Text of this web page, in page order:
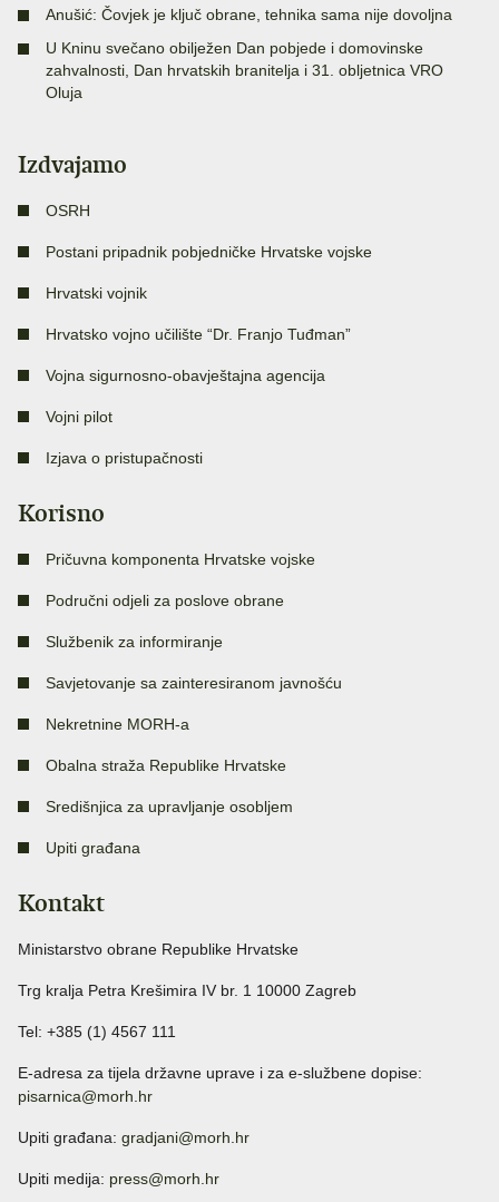
Anušić: Čovjek je ključ obrane, tehnika sama nije dovoljna
U Kninu svečano obilježen Dan pobjede i domovinske
zahvalnosti, Dan hrvatskih branitelja i 31. obljetnica VRO
Oluja
Izdvajamo
OSRH
Postani pripadnik pobjedničke Hrvatske vojske
Hrvatski vojnik
Hrvatsko vojno učilište “Dr. Franjo Tuđman”
Vojna sigurnosno-obavještajna agencija
Vojni pilot
Izjava o pristupačnosti
Korisno
Pričuvna komponenta Hrvatske vojske
Područni odjeli za poslove obrane
Službenik za informiranje
Savjetovanje sa zainteresiranom javnošću
Nekretnine MORH-a
Obalna straža Republike Hrvatske
Središnjica za upravljanje osobljem
Upiti građana
Kontakt
Ministarstvo obrane Republike Hrvatske
Trg kralja Petra Krešimira IV br. 1 10000 Zagreb
Tel: +385 (1) 4567 111
E-adresa za tijela državne uprave i za e-službene dopise:
pisarnica@morh.hr
Upiti građana: gradjani@morh.hr
Upiti medija: press@morh.hr